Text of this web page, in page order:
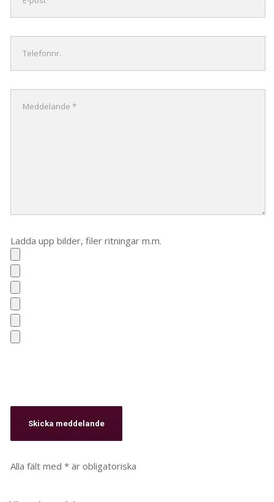
Ladda upp bilder, filer ritningar m.m.
Alla fält med * är obligatoriska